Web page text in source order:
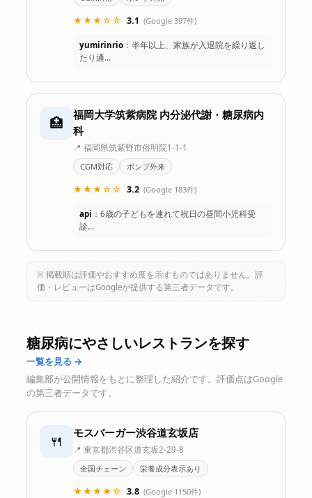
★★★☆☆ 3.1 (Google 397件)
yumirinrio：半年以上、家族が入退院を繰り返し
たり通…
🏥
福岡大学筑紫病院 内分泌代謝・糖尿病内
科
📍 福岡県筑紫野市俗明院1-1-1
CGM対応
ポンプ外来
★★★☆☆ 3.2 (Google 183件)
api ：6歳の子どもを連れて祝日の昼間小児科受
診…
※ 掲載順は評価やおすすめ度を示すものではありません。評
価・レビューはGoogleが提供する第三者データです。
糖尿病にやさしいレストランを探す
一覧を見る →
編集部が公開情報をもとに整理した紹介です。評価点はGoogle
の第三者データです。
🍴 モスバーガー渋谷道玄坂店
📍 東京都渋谷区道玄坂2-29-8
全国チェーン
栄養成分表示あり
★★★★☆ 3.8 (Google 1150件)